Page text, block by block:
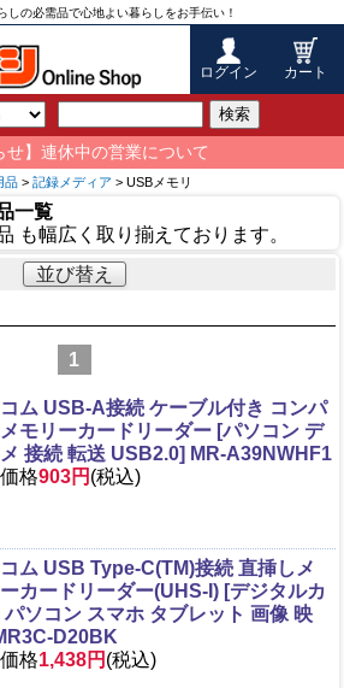
しの必需品で心地よい暮らしをお手伝い！
ログイン カート
検索
せ】連休中の営業について
品 > 記録メディア > USBメモリ
一覧
も幅広く取り揃えております。
並び替え
1
ム USB-A接続 ケーブル付き コンパ
モリーカードリーダー [パソコン デ
接続 転送 USB2.0] MR-A39NWHF1
格903円 (税込)
ム USB Type-C(TM)接続 直挿しメ
カードリーダー(UHS-I) [デジタルカ
パソコン スマホ タブレット 画像 映
D20BK
格1,438円 (税込)